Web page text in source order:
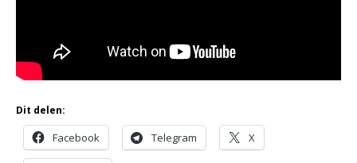
Dit delen:
Facebook Telegram X